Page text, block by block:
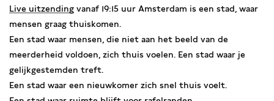
Live uitzending vanaf 19:15 uur Amsterdam is een stad, waar
mensen graag thuiskomen.
Een stad waar mensen, die niet aan het beeld van de
meerderheid voldoen, zich thuis voelen. Een stad waar je
gelijkgestemden treft.
Een stad waar een nieuwkomer zich snel thuis voelt.